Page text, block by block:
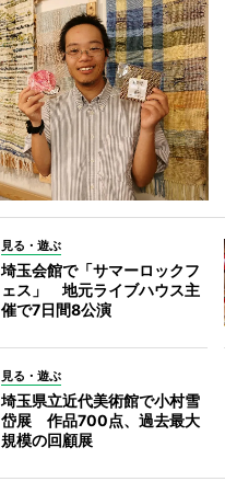
見る・遊ぶ
埼玉会館で「サマーロックフ
ェス」 地元ライブハウス主
催で7日間8公演
見る・遊ぶ
埼玉県立近代美術館で小村雪
岱展 作品700点、過去最大
規模の回顧展